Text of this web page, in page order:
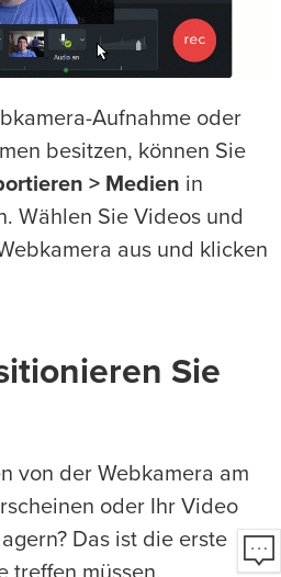
Aufnahme oder
besitzen, können Sie
> Medien in
Wählen Sie Videos und
aus und klicken
Sie
von der Webkamera am
oder Ihr Video
Das ist die erste
treffen müssen.